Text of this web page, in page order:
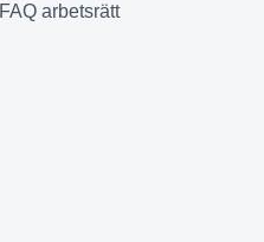
FAQ arbetsrätt